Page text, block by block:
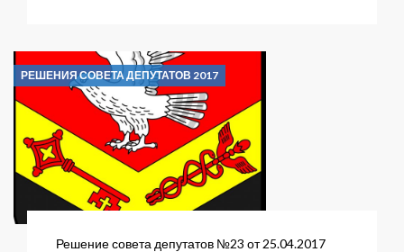
РЕШЕНИЯ СОВЕТА ДЕПУТАТОВ 2017
Решение совета депутатов №23 от 25.04.2017